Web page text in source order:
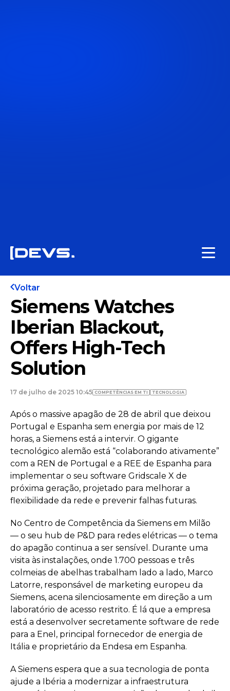
Voltar
Siemens Watches
Iberian Blackout,
Offers High-Tech
Solution
17 de julho de 2025 10:45 COMPETÊNCIAS EM TI TECNOLOGIA
Após o massive apagão de 28 de abril que deixou
Portugal e Espanha sem energia por mais de 12
horas, a Siemens está a intervir. O gigante
tecnológico alemão está “colaborando ativamente”
com a REN de Portugal e a REE de Espanha para
implementar o seu software Gridscale X de
próxima geração, projetado para melhorar a
flexibilidade da rede e prevenir falhas futuras.
No Centro de Competência da Siemens em Milão
— o seu hub de P&D para redes elétricas — o tema
do apagão continua a ser sensível. Durante uma
visita às instalações, onde 1.700 pessoas e três
colmeias de abelhas trabalham lado a lado, Marco
Latorre, responsável de marketing europeu da
Siemens, acena silenciosamente em direção a um
laboratório de acesso restrito. É lá que a empresa
está a desenvolver secretamente software de rede
para a Enel, principal fornecedor de energia de
Itália e proprietário da Endesa em Espanha.
A Siemens espera que a sua tecnologia de ponta
ajude a Ibéria a modernizar a infraestrutura